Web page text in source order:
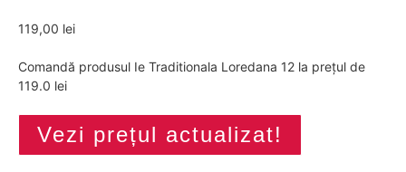
119,00 lei
Comandă produsul Ie Traditionala Loredana 12 la prețul de
119.0 lei
Vezi prețul actualizat!